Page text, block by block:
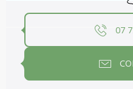
07